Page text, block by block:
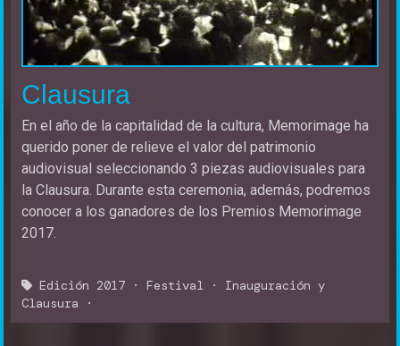
Clausura
En el año de la capitalidad de la cultura, Memorimage ha
querido poner de relieve el valor del patrimonio
audiovisual seleccionando 3 piezas audiovisuales para
la Clausura. Durante esta ceremonia, además, podremos
conocer a los ganadores de los Premios Memorimage
2017.
Edición 2017 · Festival · Inauguración y
Clausura ·